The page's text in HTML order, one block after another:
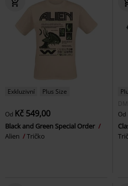
Exkluzivní Plus Size
Od Kč 549,00
Black and Green Special Order
Alien
Tričko
Od